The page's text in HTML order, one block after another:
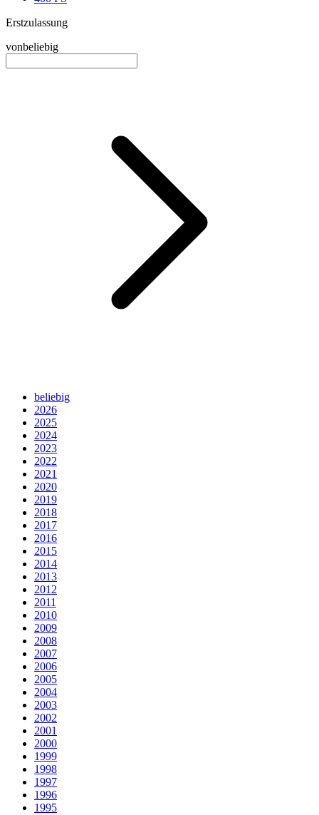
Erstzulassung
vonbeliebig
beliebig
2026
2025
2024
2023
2022
2021
2020
2019
2018
2017
2016
2015
2014
2013
2012
2011
2010
2009
2008
2007
2006
2005
2004
2003
2002
2001
2000
1999
1998
1997
1996
1995